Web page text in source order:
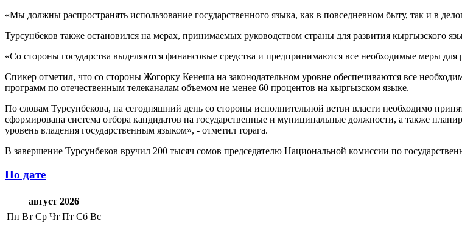
«Мы должны распространять использование государственного языка, как в повседневном быту, так и в
Турсунбеков также остановился на мерах, принимаемых руководством страны для развития кыргызского
«Со стороны государства выделяются финансовые средства и предпринимаются все необходимые меры для
Спикер отметил, что со стороны Жогорку Кенеша на законодательном уровне обеспечиваются все
программ по отечественным телеканалам объемом не менее 60 процентов на кыргызском языке.
По словам Турсунбекова, на сегодняшний день со стороны исполнительной ветви власти необходимо
сформирована система отбора кандидатов на государственные и муниципальные должности, а также
уровень владения государственным языком», - отметил торага.
В завершение Турсунбеков вручил 200 тысяч сомов председателю Национальной комиссии по
По дате
август 2026
Пн Вт Ср Чт Пт Сб Вс